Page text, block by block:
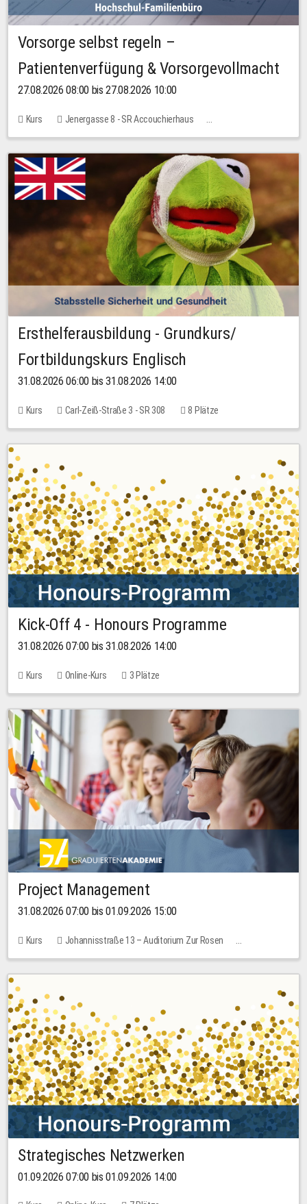
Vorsorge selbst regeln –
Patientenverfügung & Vorsorgevollmacht
27.08.2026 08:00 bis 27.08.2026 10:00
Kurs
Jenergasse 8 - SR Accouchierhaus
Keine freien Plätze
Ersthelferausbildung - Grundkurs/
Fortbildungskurs Englisch
31.08.2026 06:00 bis 31.08.2026 14:00
Kurs Carl-Zeiß-Straße 3 - SR 308 8 Plätze
Kick-Off 4 - Honours Programme
31.08.2026 07:00 bis 31.08.2026 14:00
Kurs Online-Kurs 3 Plätze
Project Management
31.08.2026 07:00 bis 01.09.2026 15:00
Kurs
Johannisstraße 13 – Auditorium Zur Rosen
Keine freien Plätze
30,00 EUR
Strategisches Netzwerken
01.09.2026 07:00 bis 01.09.2026 14:00